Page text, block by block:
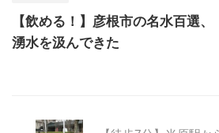
【飲める！】彦根市の名水百選
湧水を汲んできた